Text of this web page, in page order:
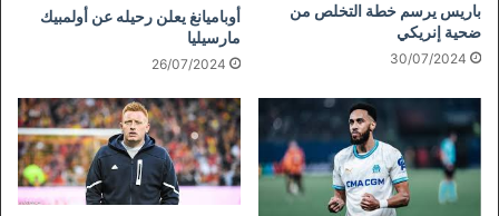
باريس يرسم خطة التخلص من
ضحية إنريكي
30/07/2024
أوباميانغ يعلن رحيله عن أولمبيك
مارسيليا
26/07/2024